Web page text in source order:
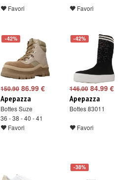
Favori Favori
-42%
150.9086.99 €
Apepazza
Bottes Suze
36 - 38 - 40 - 41
Favori
-42%
146.0084.99 €
Apepazza
Bottes 83011
Favori
-38%